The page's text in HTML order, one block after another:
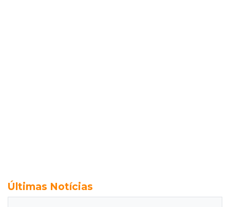
Últimas Notícias